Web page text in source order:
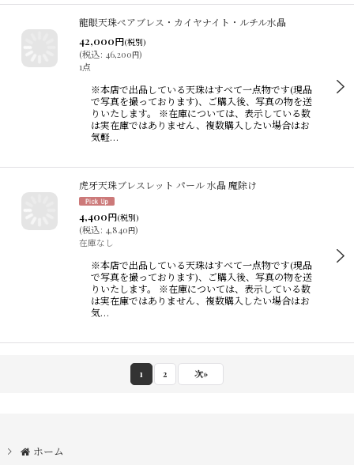
龍眼天珠ペアブレス・カイヤナイト・ルチル水晶
42,000円(税別)
(税込: 46,200円)
1点
※本店で出品している天珠はすべて一点物です(現品
で写真を撮っております)、ご購入後、写真の物を送
りいたします。 ※在庫については、表示している数
は実在庫ではありません、複数購入したい場合はお
気軽…
虎牙天珠ブレスレット パール 水晶 魔除け
4,400円(税別)
(税込: 4,840円)
在庫なし
※本店で出品している天珠はすべて一点物です(現品
で写真を撮っております)、ご購入後、写真の物を送
りいたします。 ※在庫については、表示している数
は実在庫ではありません、複数購入したい場合はお
気…
1 2 次»
ホーム